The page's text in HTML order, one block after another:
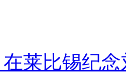
莱比锡纪